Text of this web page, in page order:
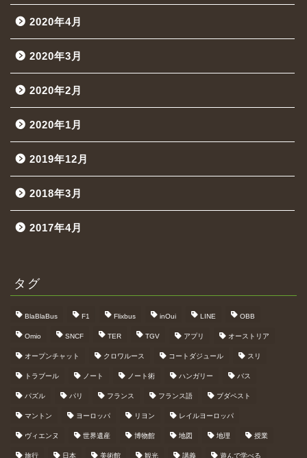
2020年4月
2020年3月
2020年2月
2020年1月
2019年12月
2018年3月
2017年4月
タグ
BlaBlaBus F1 Flixbus inOui LINE OBB
Omio SNCF TER TGV アプリ オーストリア
オープンチャット クロワルース コートダジュール スリ
トラブール ノート ノート術 ハンガリー バス
パズル パリ フランス フランス語 ブダペスト
マントン ヨーロッパ リヨン レイルヨーロッパ
ヴィエンヌ 世界遺産 博物館 地図 地理 授業
旅行 日本 美術館 観光 講義 遊んで学べる